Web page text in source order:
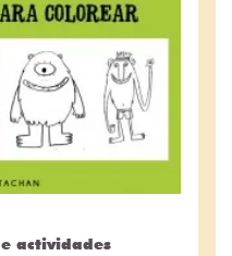
actividades